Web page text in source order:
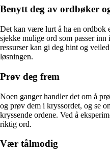
Benytt deg av ordbøker
Det kan være lurt å ha en ordbok
sjekke mulige ord som passer
ressurser kan gi deg hint og
løsningen.
Prøv deg frem
Noen ganger handler det om å
og prøv dem i kryssordet, og se
kryssende ordene. Ved å
riktig ord.
Vær tålmodig